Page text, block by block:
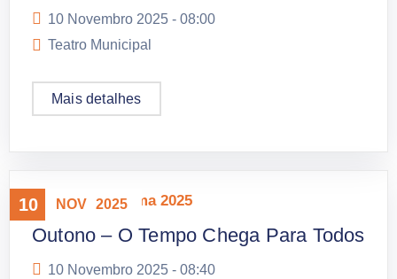
10 Novembro 2025 - 08:00
Teatro Municipal
Mais detalhes
10 NOV 2025
Mostra Panorama 2025
Outono – O Tempo Chega Para Todos
10 Novembro 2025 - 08:40